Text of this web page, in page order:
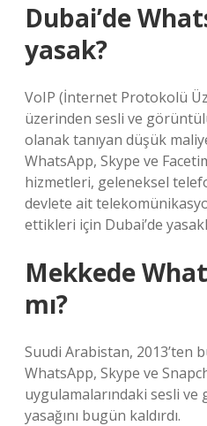
Dubai’de
yasak?
VoIP (İnternet Protokolü
üzerinden sesli ve
olanak tanıyan düşük
WhatsApp, Skype ve
hizmetleri, geleneksel
devlete ait
ettikleri için Dubai’de
Mekkede
mı?
Suudi Arabistan, 2013’ten
WhatsApp, Skype ve
uygulamalarındaki sesli
yasağını bugün kaldırdı.